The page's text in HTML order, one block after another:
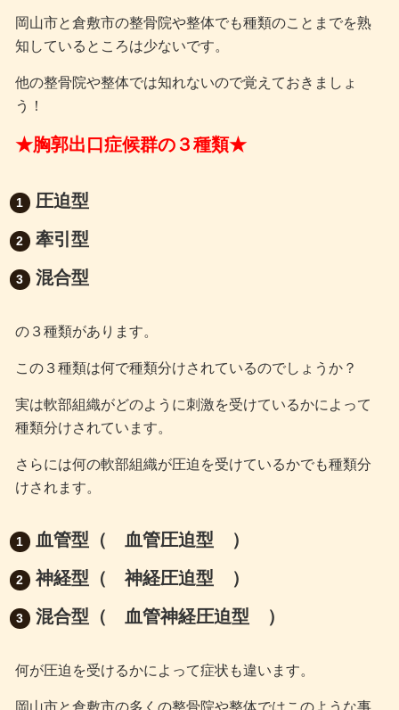
岡山市と倉敷市の整骨院や整体でも種類のことまでを熟
知しているところは少ないです。
他の整骨院や整体では知れないので覚えておきましょ
う！
★胸郭出口症候群の３種類★
圧迫型
牽引型
混合型
の３種類があります。
この３種類は何で種類分けされているのでしょうか？
実は軟部組織がどのように刺激を受けているかによって
種類分けされています。
さらには何の軟部組織が圧迫を受けているかでも種類分
けされます。
血管型（ 血管圧迫型 ）
神経型（ 神経圧迫型 ）
混合型（ 血管神経圧迫型 ）
何が圧迫を受けるかによって症状も違います。